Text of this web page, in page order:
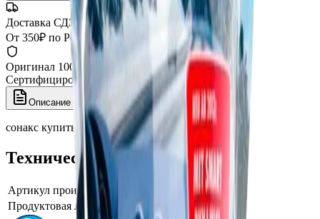
Доставка СДЭК
От 350₽ по России
Оригинал 100%
Сертифицированный товар
Описание Характеристики
сонакс купить интернет магазин
Технические характеристики
Артикул производителя
Продуктовая линейка / серия
Sonax Xtreme